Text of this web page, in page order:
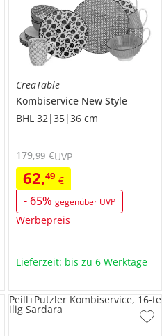
CreaTable
Kombiservice New Style
BHL 32|35|36 cm
62,49 €
-65% gegenüber UVP
Werbepreis
179,99 €UVP
Lieferzeit: bis zu 6 Werktage
Peill+Putzler Kombiservice, 16-te
ilig Sardara